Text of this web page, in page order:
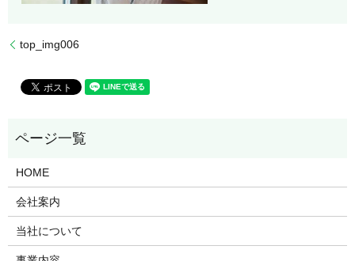
top_img006
HOME
会社案内
当社について